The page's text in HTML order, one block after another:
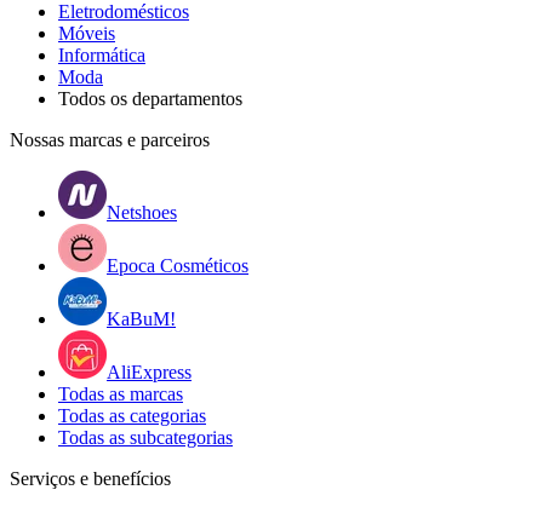
Eletrodomésticos
Móveis
Informática
Moda
Todos os departamentos
Nossas marcas e parceiros
Netshoes
Epoca Cosméticos
KaBuM!
AliExpress
Todas as marcas
Todas as categorias
Todas as subcategorias
Serviços e benefícios